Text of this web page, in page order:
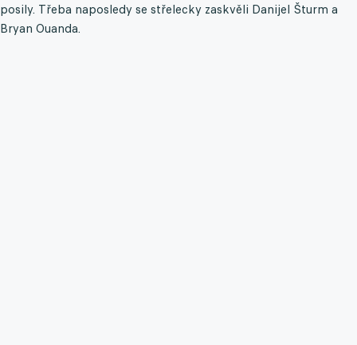
posily. Třeba naposledy se střelecky zaskvěli Danijel Šturm a
Bryan Ouanda.